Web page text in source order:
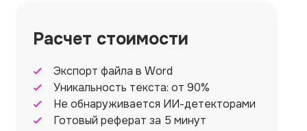
Расчет стоимости
Экспорт файла в Word
Уникальность текста: от 90%
Не обнаруживается ИИ-детекторами
Готовый реферат за 5 минут